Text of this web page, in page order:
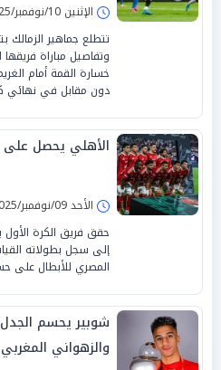
الإثنين 10/نوفمبر/2025 - 05:37 م
تتطلع جماهير
وتفاصيل مباراة
خسارة القمة أمام
دون مقابل في نهائي
الأهلي يحصل على
الأحد 09/نوفمبر/2025 - 09:41 م
حقق فريق الكرة الأول
إلى سجل بطولاته
المصري للأبطال على
شوبير يحسم
والزهواني المغربي